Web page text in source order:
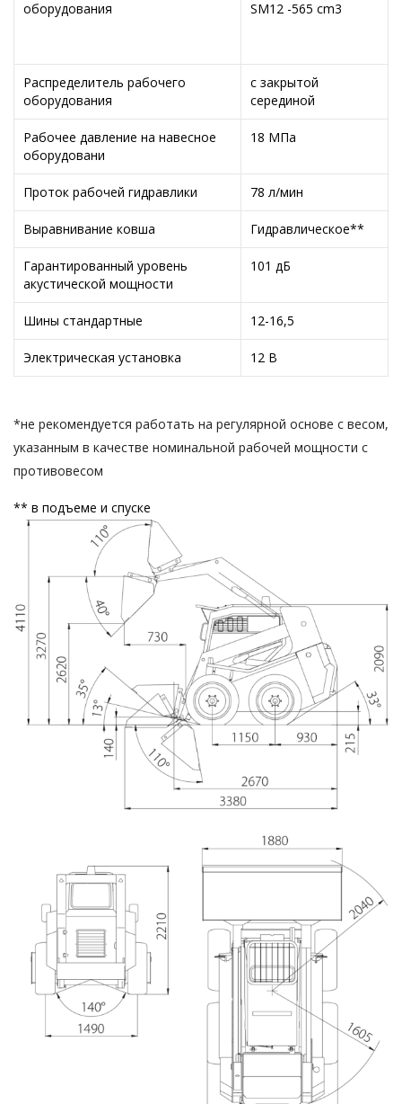
оборудования SM12 -565 cm3
Распределитель рабочего
оборудования
с закрытой
серединой
Рабочее давление на навесное
оборудовани
18 МПа
Проток рабочей гидравлики 78 л/мин
Выравнивание ковша Гидравлическое**
Гарантированный уровень
акустической мощности
101 дБ
Шины стандартные 12-16,5
Электрическая установка 12 В
*не рекомендуется работать на регулярной основе с весом,
указанным в качестве номинальной рабочей мощности с
противовесом
** в подъеме и спуске